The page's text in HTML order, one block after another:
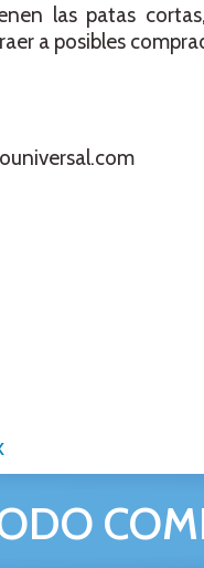
las patas
a posibles